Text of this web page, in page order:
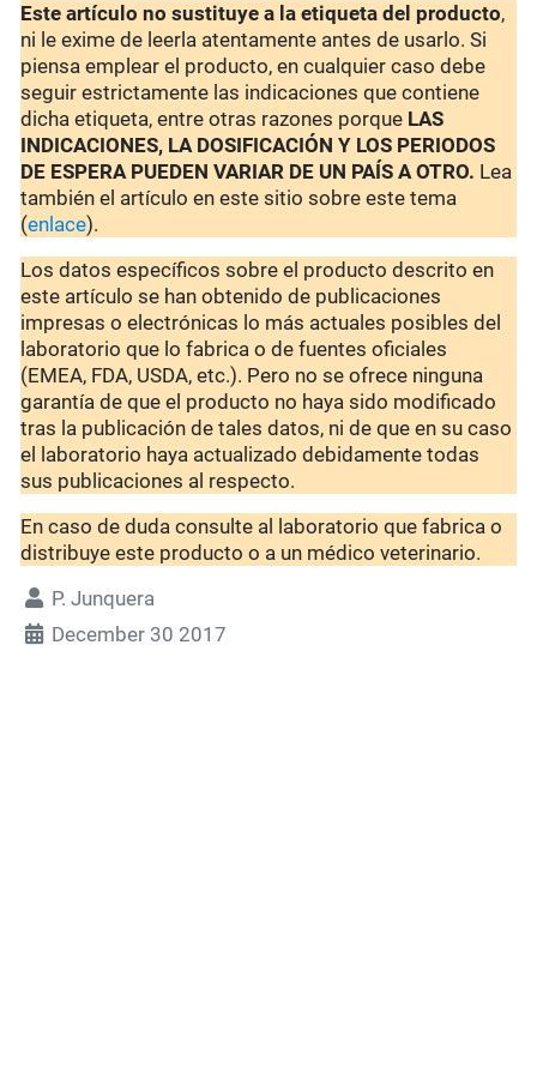
Este artículo no sustituye a la etiqueta del producto,
ni le exime de leerla atentamente antes de usarlo. Si
piensa emplear el producto, en cualquier caso debe
seguir estrictamente las indicaciones que contiene
dicha etiqueta, entre otras razones porque LAS
INDICACIONES, LA DOSIFICACIÓN Y LOS PERIODOS
DE ESPERA PUEDEN VARIAR DE UN PAÍS A OTRO. Lea
también el artículo en este sitio sobre este tema
(enlace).
Los datos específicos sobre el producto descrito en
este artículo se han obtenido de publicaciones
impresas o electrónicas lo más actuales posibles del
laboratorio que lo fabrica o de fuentes oficiales
(EMEA, FDA, USDA, etc.). Pero no se ofrece ninguna
garantía de que el producto no haya sido modificado
tras la publicación de tales datos, ni de que en su caso
el laboratorio haya actualizado debidamente todas
sus publicaciones al respecto.
En caso de duda consulte al laboratorio que fabrica o
distribuye este producto o a un médico veterinario.
P. Junquera
December 30 2017